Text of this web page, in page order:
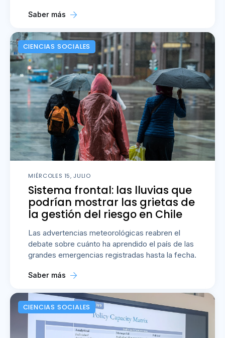
Saber más
CIENCIAS SOCIALES
MIÉRCOLES 15, JULIO
Sistema frontal: las lluvias que
podrían mostrar las grietas de
la gestión del riesgo en Chile
Las advertencias meteorológicas reabren el
debate sobre cuánto ha aprendido el país de las
grandes emergencias registradas hasta la fecha.
Saber más
CIENCIAS SOCIALES